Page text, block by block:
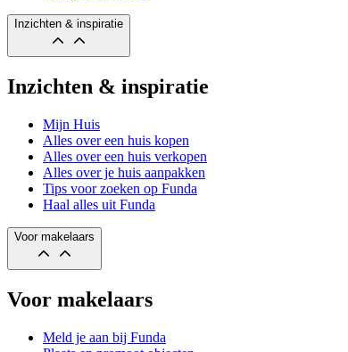
Inzichten & inspiratie
Inzichten & inspiratie
Mijn Huis
Alles over een huis kopen
Alles over een huis verkopen
Alles over je huis aanpakken
Tips voor zoeken op Funda
Haal alles uit Funda
Voor makelaars
Voor makelaars
Meld je aan bij Funda